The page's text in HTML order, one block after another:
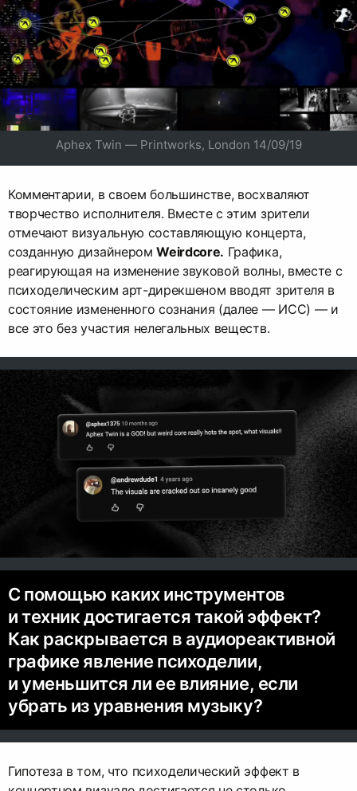
Aphex Twin — Printworks, London 14/09/19
Комментарии, в своем большинстве, восхваляют
творчество исполнителя. Вместе с этим зрители
отмечают визуальную составляющую концерта,
созданную дизайнеромWeirdcore. Графика,
реагирующая на изменение звуковой волны, вместе с
психоделическим арт-дирекшеном вводят зрителя в
состояние измененного сознания (далее — ИСС) — и
все это без участия нелегальных веществ.
С помощью каких инструментов
и техник достигается такой эффект?
Как раскрывается в аудиореактивной
графике явление психоделии,
и уменьшится ли ее влияние, если
убрать из уравнения музыку?
Гипотеза в том, что психоделический эффект в